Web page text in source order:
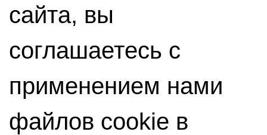
сайта, вы
соглашаетесь с
применением нами
файлов cookie в